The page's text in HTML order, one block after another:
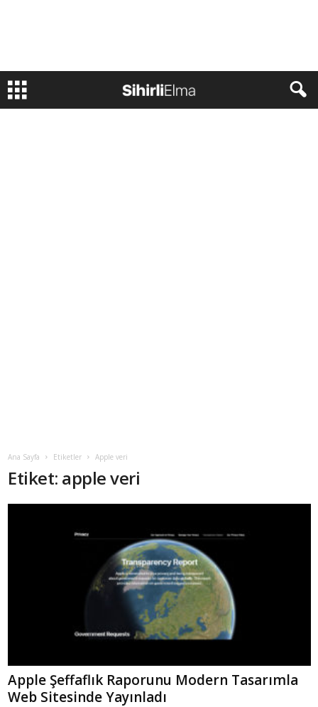
Ana Sayfa Etiketler Apple veri
Etiket: apple veri
Apple Şeffaflık Raporunu Modern Tasarımla
Web Sitesinde Yayınladı